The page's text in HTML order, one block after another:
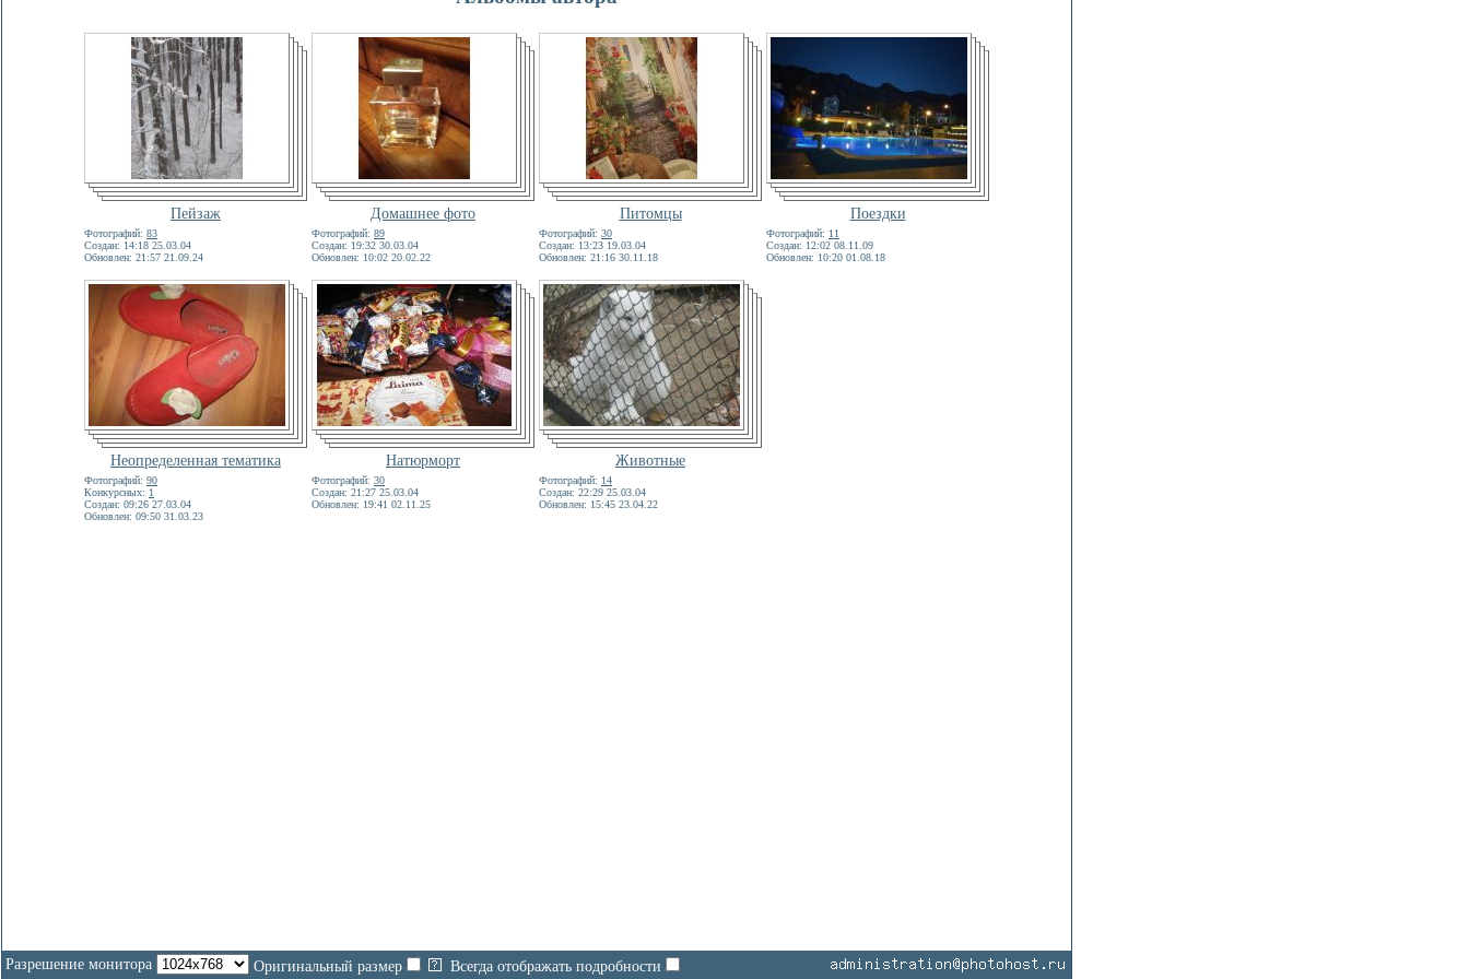
Пейзаж Домашнее фото Питомцы Поездки
Фотографий: 83
Создан: 14:18 25.03.04
Обновлен: 21:57 21.09.24
Фотографий: 89
Создан: 19:32 30.03.04
Обновлен: 10:02 20.02.22
Фотографий: 30
Создан: 13:23 19.03.04
Обновлен: 21:16 30.11.18
Фотографий: 11
Создан: 12:02 08.11.09
Обновлен: 10:20 01.08.18
Неопределенная тематика Натюрморт Животные
Фотографий: 90
Конкурсных: 1
Создан: 09:26 27.03.04
Обновлен: 09:50 31.03.23
Фотографий: 30
Создан: 21:27 25.03.04
Обновлен: 19:41 02.11.25
Фотографий: 14
Создан: 22:29 25.03.04
Обновлен: 15:45 23.04.22
Разрешение монитора Оригинальный размер Всегда отображать подробности